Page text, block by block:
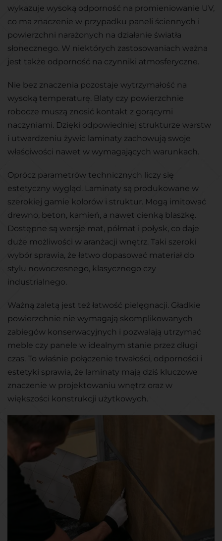
wykazuje wysoką odporność na promieniowanie UV,
co ma znaczenie w przypadku paneli ściennych i
powierzchni narażonych na działanie światła
słonecznego. W niektórych zastosowaniach ważna
jest także odporność na czynniki atmosferyczne.
Nie bez znaczenia pozostaje wytrzymałość na
wysoką temperaturę. Blaty czy powierzchnie
robocze muszą znosić kontakt z gorącymi
naczyniami. Dzięki odpowiedniej strukturze warstw
i utwardzeniu żywic laminaty zachowują swoje
właściwości nawet w wymagających warunkach.
Oprócz parametrów technicznych liczy się
estetyczny wygląd. Laminaty są produkowane w
szerokiej gamie kolorów i struktur. Mogą imitować
drewno, beton, kamień, a nawet cienką blaszkę.
Dostępne są wersje mat, półmat i połysk, co daje
duże możliwości w aranżacji wnętrz. Taki szeroki
wybór sprawia, że łatwo dopasować materiał do
stylu nowoczesnego, klasycznego czy
industrialnego.
Ważną zaletą jest też łatwość pielęgnacji. Gładkie
powierzchnie nie wymagają skomplikowanych
zabiegów konserwacyjnych i pozwalają utrzymać
meble czy panele w idealnym stanie przez długi
czas. To właśnie połączenie trwałości, odporności i
estetyki sprawia, że laminaty mają dziś kluczowe
znaczenie w projektowaniu wnętrz oraz w
większości konstrukcji użytkowych.